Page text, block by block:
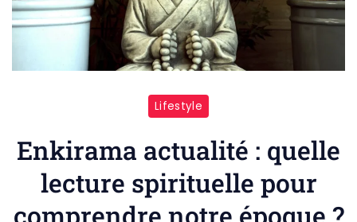
Lifestyle
Enkirama actualité : quelle
lecture spirituelle pour